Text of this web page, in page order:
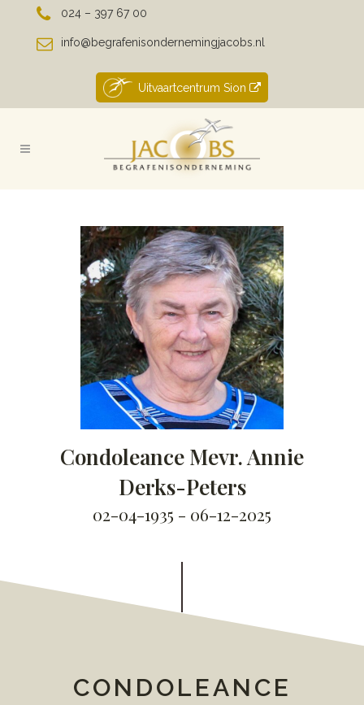
024 – 397 67 00
info@begrafenisondernemingjacobs.nl
Uitvaartcentrum Sion
Condoleance Mevr. Annie
Derks-Peters
02-04-1935 - 06-12-2025
CONDOLEANCE